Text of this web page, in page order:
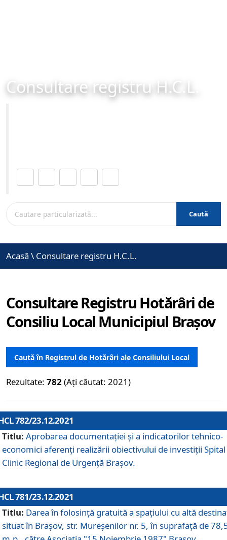
Consultare registru H.C.L.
Caută
Acasă \ Consultare registru H.C.L.
Consultare Registru Hotărâri de
Consiliu Local Municipiul Brașov
Caută în Registrul de Hotărâri ale Consiliului Local
Rezultate: 782 (Ați căutat: 2021)
782/23.12.2021
Titlu: Aprobarea documentației și a indicatorilor tehnico-
economici aferenți realizării obiectivului de investiții Spital
Clinic Regional de Urgență Brașov.
781/23.12.2021
Titlu: Darea în folosinţă gratuită a spaţiului cu altă
situat în Braşov, str. Mureşenilor nr. 5, în suprafaţă de